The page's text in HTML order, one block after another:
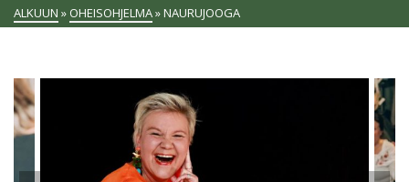
ALKUUN » OHEISOHJELMA»NAURUJOOGA